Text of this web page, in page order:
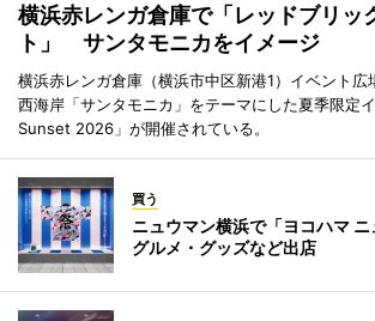
横浜赤レンガ倉庫で「レッドブリッ
ト」 サンタモニカをイメージ
横浜赤レンガ倉庫（横浜市中区新港1）イベント広
西海岸「サンタモニカ」をテーマにした夏季限定
Sunset 2026」が開催されている。
買う
ニュウマン横浜で「ヨコハマ
グルメ・グッズなど出店